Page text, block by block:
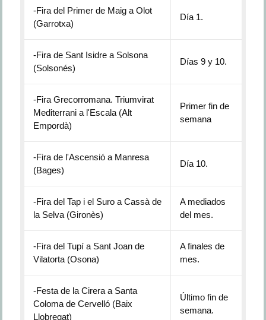
-Fira del Primer de Maig a Olot
(Garrotxa)
Día 1.
-Fira de Sant Isidre a Solsona
(Solsonés)
Días 9 y 10.
-Fira Grecorromana. Triumvirat
Mediterrani a l'Escala (Alt
Empordà)
Primer fin de
semana
-Fira de l'Ascensió a Manresa
(Bages)
Día 10.
-Fira del Tap i el Suro a Cassà de
la Selva (Gironès)
A mediados
del mes.
-Fira del Tupí a Sant Joan de
Vilatorta (Osona)
A finales de
mes.
-Festa de la Cirera a Santa
Coloma de Cervelló (Baix
Llobregat)
Último fin de
semana.